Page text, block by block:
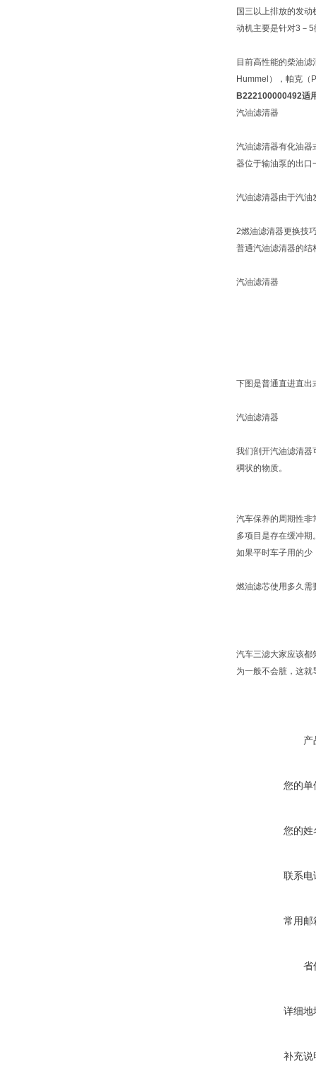
国三以上排放的发
动机主要是针对3－
目前高性能的柴油
Hummel），帕克（
B222100000492适
汽油滤清器
汽油滤清器有化油器
器位于输油泵的出
汽油滤清器由于汽油
2燃油滤清器更换技
普通汽油滤清器的结
汽油滤清器
下图是普通直进直出
汽油滤清器
我们剖开汽油滤清器
稠状的物质。
汽车保养的周期性非
多项目是存在缓冲
如果平时车子用的少
燃油滤芯使用多久需
汽车三滤大家应该都
为一般不会脏，这
产
您的单
您的姓
联系电
常用邮
省
详细地
补充说